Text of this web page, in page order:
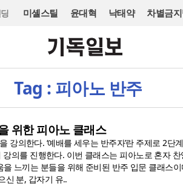
미셸스틸 윤대혁 낙태약 차별금
Tag : 피아노 반주
위한 피아노 클래스
강의한다. ‘예배를 세우는 반주자’란 주제로 2단
의를 진행한다. 이번 클래스는 피아노로 혼자
느끼는 분들을 위해 준비된 반주 입문 클래스
신 분, 갑자기 유..